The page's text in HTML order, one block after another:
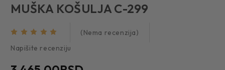
MUŠKA KOŠULJA C-299
(Nema recenzija)
Napišite recenziju